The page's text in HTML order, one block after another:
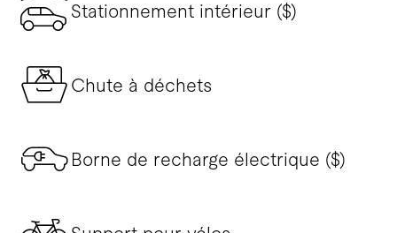
Stationnement intérieur ($)
Chute à déchets
Borne de recharge électrique ($)